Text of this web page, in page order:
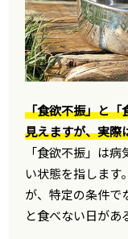
「食欲不振」と「
見えますが、実際
「食欲不振」は
い状態を指します
が、特定の条件で
と食べない日があ